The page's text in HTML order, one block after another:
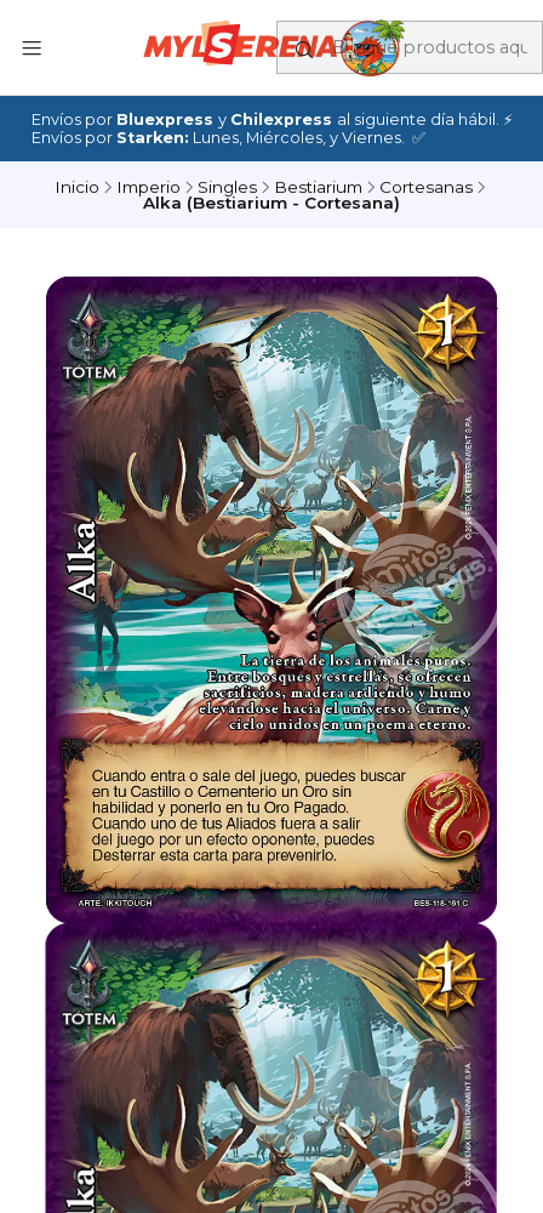
Envíos por Bluexpress y Chilexpress al siguiente día hábil. ⚡
Envíos por Starken: Lunes, Miércoles, y Viernes. ✅
Inicio Imperio Singles Bestiarium
Cortesanas
Alka (Bestiarium - Cortesana)